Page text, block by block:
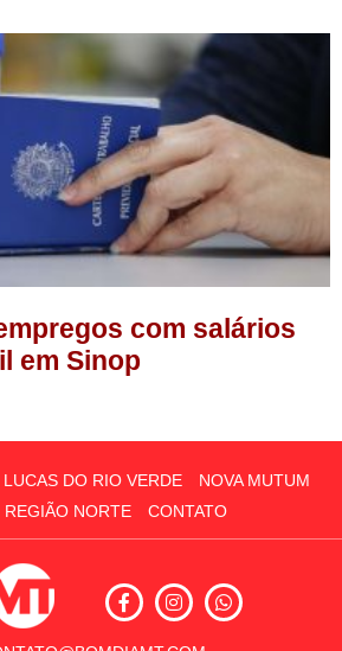
com salários
em Sinop
LUCAS DO RIO VERDE
NOVA MUTUM
REGIÃO NORTE CONTATO